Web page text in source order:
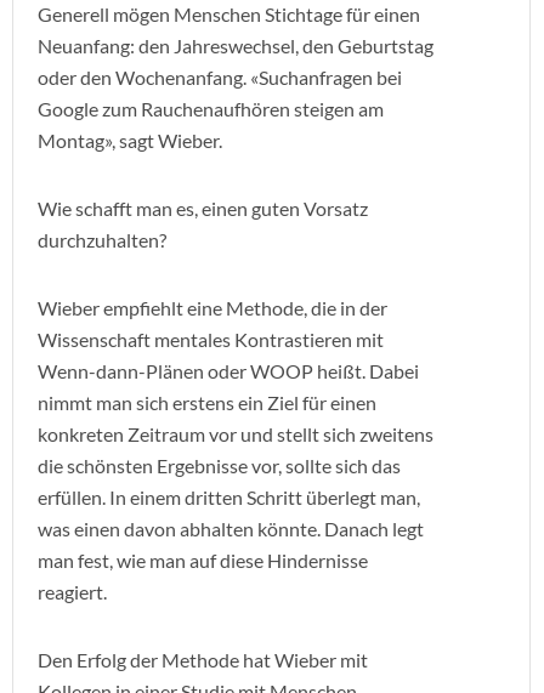
Generell mögen Menschen Stichtage für einen
Neuanfang: den Jahreswechsel, den Geburtstag
oder den Wochenanfang. «Suchanfragen bei
Google zum Rauchenaufhören steigen am
Montag», sagt Wieber.
Wie schafft man es, einen guten Vorsatz
durchzuhalten?
Wieber empfiehlt eine Methode, die in der
Wissenschaft mentales Kontrastieren mit
Wenn-dann-Plänen oder WOOP heißt. Dabei
nimmt man sich erstens ein Ziel für einen
konkreten Zeitraum vor und stellt sich zweitens
die schönsten Ergebnisse vor, sollte sich das
erfüllen. In einem dritten Schritt überlegt man,
was einen davon abhalten könnte. Danach legt
man fest, wie man auf diese Hindernisse
reagiert.
Den Erfolg der Methode hat Wieber mit